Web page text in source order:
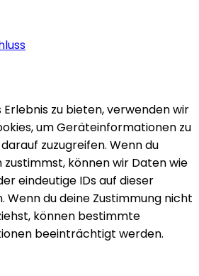
zu bieten, verwenden wir
um Geräteinformationen zu
zuzugreifen. Wenn du
zustimmst, können wir Daten wie
eindeutige IDs auf dieser
Wenn du deine Zustimmung nicht
können bestimmte
beeinträchtigt werden.